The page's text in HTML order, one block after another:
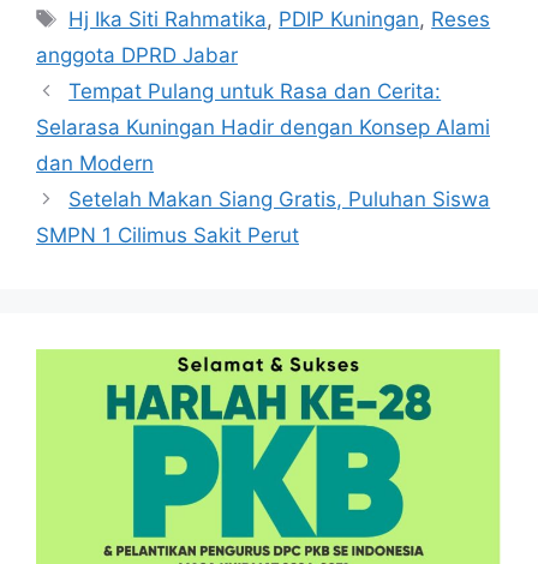
Tag
Hj Ika Siti Rahmatika, PDIP Kuningan, Reses
anggota DPRD Jabar
Tempat Pulang untuk Rasa dan Cerita:
Selarasa Kuningan Hadir dengan Konsep Alami
dan Modern
Setelah Makan Siang Gratis, Puluhan Siswa
SMPN 1 Cilimus Sakit Perut